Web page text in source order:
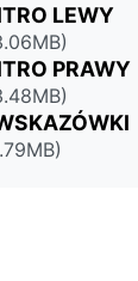
LEWY
PRAWY